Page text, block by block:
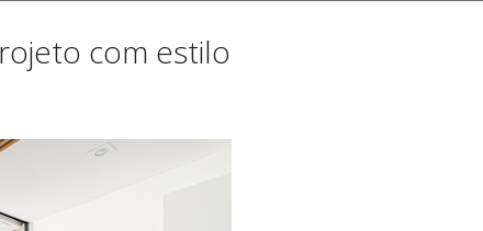
com estilo